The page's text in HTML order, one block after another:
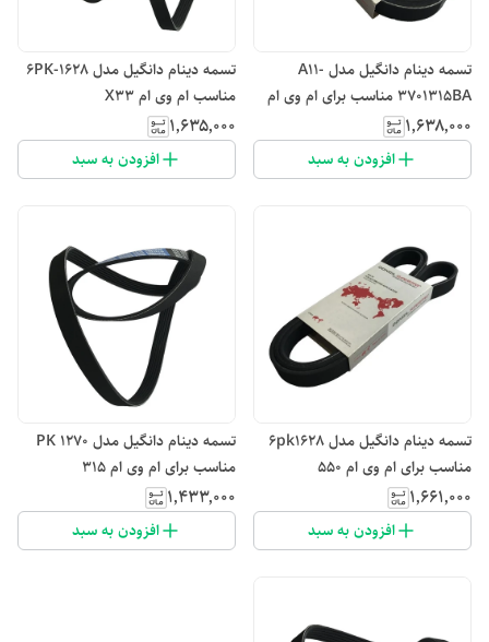
تسمه دینام دانگیل مدل A11-
3701315BA مناسب برای ام وی ام
315
۱٬۶۳۸٬۰۰۰
افزودن به سبد
تسمه دینام دانگیل مدل 6PK-1628
مناسب ام وی ام X33
۱٬۶۳۵٬۰۰۰
افزودن به سبد
تسمه دینام دانگیل مدل 6pk1628
مناسب برای ام وی ام 550
۱٬۶۶۱٬۰۰۰
افزودن به سبد
تسمه دینام دانگیل مدل PK 1270
مناسب برای ام وی ام 315
۱٬۴۳۳٬۰۰۰
افزودن به سبد